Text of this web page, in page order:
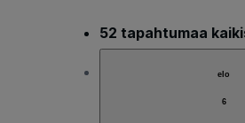
52 tapahtumaa
elo
6